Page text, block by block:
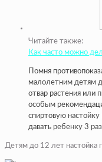
Читайте также:
Как часто можно
Помня
малолетним детям
отвар растения или
особым
спиртовую настойку
давать ребенку 3
Детям до 12 лет настойка